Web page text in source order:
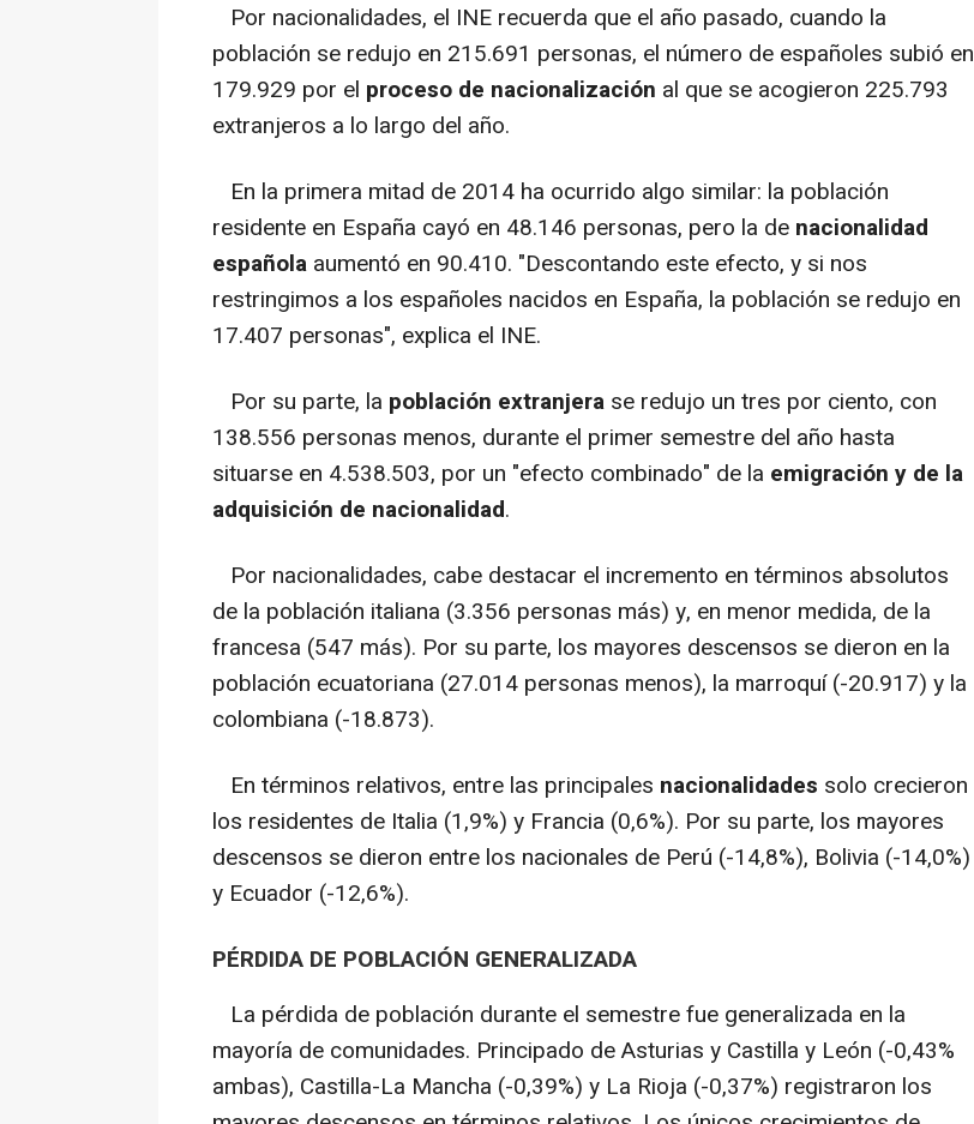
Por nacionalidades, el INE recuerda que el año pasado, cuando la
población se redujo en 215.691 personas, el número de españoles subió en
179.929 por el proceso de nacionalización al que se acogieron 225.793
extranjeros a lo largo del año.
En la primera mitad de 2014 ha ocurrido algo similar: la población
residente en España cayó en 48.146 personas, pero la de nacionalidad
española aumentó en 90.410. "Descontando este efecto, y si nos
restringimos a los españoles nacidos en España, la población se redujo en
17.407 personas", explica el INE.
Por su parte, la población extranjera se redujo un tres por ciento, con
138.556 personas menos, durante el primer semestre del año hasta
situarse en 4.538.503, por un "efecto combinado" de la emigración y de la
adquisición de nacionalidad.
Por nacionalidades, cabe destacar el incremento en términos absolutos
de la población italiana (3.356 personas más) y, en menor medida, de la
francesa (547 más). Por su parte, los mayores descensos se dieron en la
población ecuatoriana (27.014 personas menos), la marroquí (-20.917) y la
colombiana (-18.873).
En términos relativos, entre las principales nacionalidades solo crecieron
los residentes de Italia (1,9%) y Francia (0,6%). Por su parte, los mayores
descensos se dieron entre los nacionales de Perú (-14,8%), Bolivia (-14,0%)
y Ecuador (-12,6%).
PÉRDIDA DE POBLACIÓN GENERALIZADA
La pérdida de población durante el semestre fue generalizada en la
mayoría de comunidades. Principado de Asturias y Castilla y León (-0,43%
ambas), Castilla-La Mancha (-0,39%) y La Rioja (-0,37%) registraron los